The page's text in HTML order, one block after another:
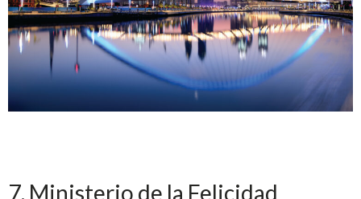
7. Ministerio de la Felicidad